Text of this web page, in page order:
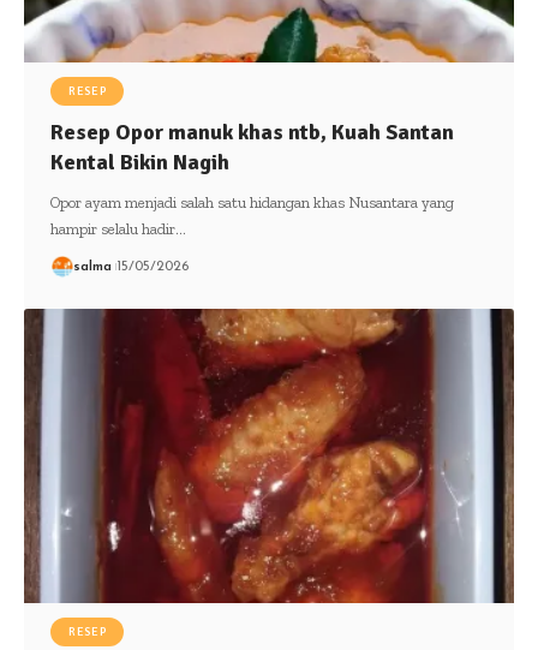
RESEP
Resep Opor manuk khas ntb, Kuah Santan
Kental Bikin Nagih
Opor ayam menjadi salah satu hidangan khas Nusantara yang
hampir selalu hadir…
salma 15/05/2026
RESEP